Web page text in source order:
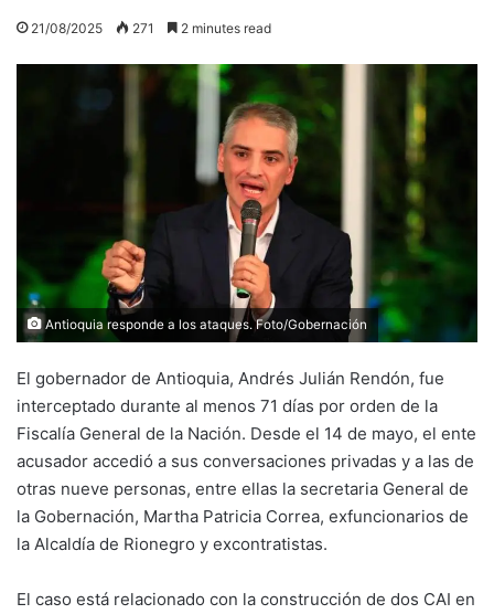
21/08/2025 271 2 minutes read
Antioquia responde a los ataques. Foto/Gobernación
El gobernador de Antioquia, Andrés Julián Rendón, fue
interceptado durante al menos 71 días por orden de la
Fiscalía General de la Nación. Desde el 14 de mayo, el ente
acusador accedió a sus conversaciones privadas y a las de
otras nueve personas, entre ellas la secretaria General de
la Gobernación, Martha Patricia Correa, exfuncionarios de
la Alcaldía de Rionegro y excontratistas.
El caso está relacionado con la construcción de dos CAI en